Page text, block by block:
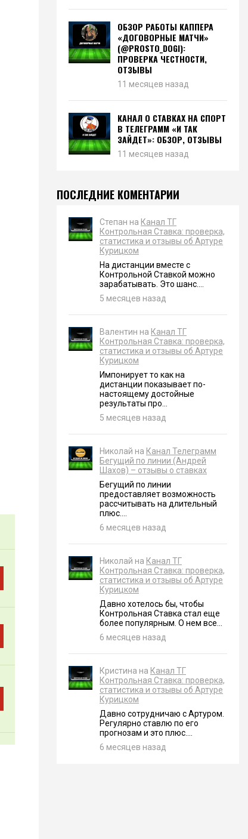
ОБЗОР РАБОТЫ КАППЕРА
«ДОГОВОРНЫЕ МАТЧИ»
(@PROSTO_DOGI):
ПРОВЕРКА ЧЕСТНОСТИ,
ОТЗЫВЫ
11 месяцев назад
КАНАЛ О СТАВКАХ НА СПОРТ
В ТЕЛЕГРАММ «И ТАК
ЗАЙДЕТ»: ОБЗОР, ОТЗЫВЫ
11 месяцев назад
ПОСЛЕДНИЕ КОМЕНТАРИИ
Степан на Канал ТГ
Контрольная Ставка: проверка,
статистика и отзывы об Артуре
Курицком
На дистанции вместе с
Контрольной Ставкой можно
зарабатывать. Это шанс....
5 месяцев назад
Валентин на Канал ТГ
Контрольная Ставка: проверка,
статистика и отзывы об Артуре
Курицком
Импонирует то как на
дистанции показывает по-
настоящему достойные
результаты про...
5 месяцев назад
Николай на Канал Телеграмм
Бегущий по линии (Андрей
Шахов) – отзывы о ставках
Бегущий по линии
предоставляет возможность
рассчитывать на длительный
плюс....
6 месяцев назад
Николай на Канал ТГ
Контрольная Ставка: проверка,
статистика и отзывы об Артуре
Курицком
Давно хотелось бы, чтобы
Контрольная Ставка стал еще
более популярным. О нем все...
6 месяцев назад
Кристина на Канал ТГ
Контрольная Ставка: проверка,
статистика и отзывы об Артуре
Курицком
Давно сотрудничаю с Артуром.
Регулярно ставлю по его
прогнозам и это плюс....
6 месяцев назад